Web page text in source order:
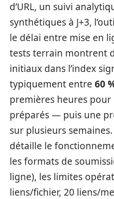
d’URL, un suivi
synthétiques à J+3,
le délai entre mise en
tests terrain montrent
initiaux dans l’index
typiquement entre 60
premières heures pour
préparés — puis une
sur plusieurs
détaille le
les formats de
ligne), les limites
liens/fichier, 20 liens/